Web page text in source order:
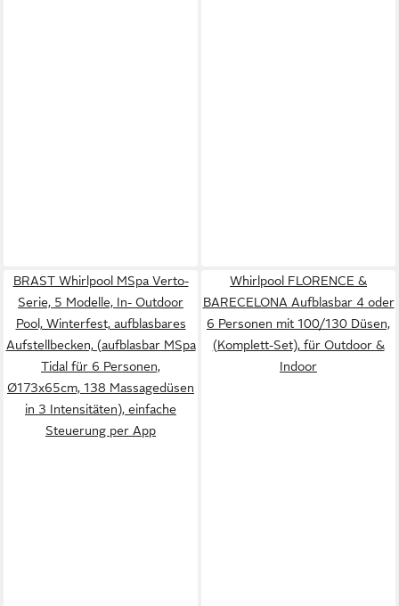
BRAST Whirlpool MSpa Verto-
Serie, 5 Modelle, In- Outdoor
Pool, Winterfest, aufblasbares
Aufstellbecken, (aufblasbar MSpa
Tidal für 6 Personen,
Ø173x65cm, 138 Massagedüsen
in 3 Intensitäten), einfache
Steuerung per App
Whirlpool FLORENCE &
BARECELONA Aufblasbar 4 oder
6 Personen mit 100/130 Düsen,
(Komplett-Set), für Outdoor &
Indoor